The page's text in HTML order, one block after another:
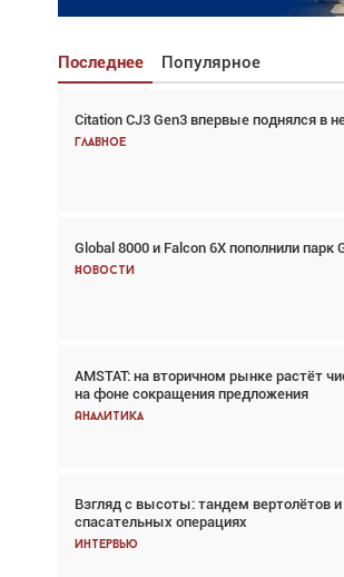
Последнее Популярное
Citation CJ3 Gen3 впервые поднялся в
Главное
Global 8000 и Falcon 6X пополнили парк
Новости
AMSTAT: на вторичном рынке растёт
на фоне сокращения предложения
Аналитика
Взгляд с высоты: тандем вертолётов
спасательных операциях
Интервью
Взгляд с высоты: тандем вертолётов и
спасательных операциях
Авиационный фотограф Дэйв Кох:
говорит сама за себя... а ИИ всё портит»
В городах чемпионата мира
хотя общий трафик снизился
Аналитика
Частный самолёт – это актив.
покупке соответствующим образом
Интервью